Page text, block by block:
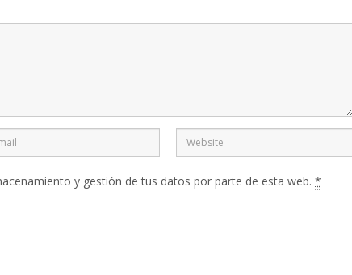
y gestión de tus datos por parte de esta web. *